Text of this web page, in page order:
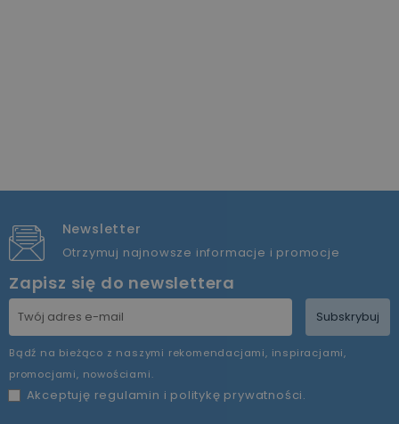
Newsletter
Otrzymuj najnowsze informacje i promocje
Zapisz się do newslettera
Subskrybuj
Bądź na bieżąco z naszymi rekomendacjami, inspiracjami,
promocjami, nowościami.
Akceptuję regulamin i politykę prywatności.